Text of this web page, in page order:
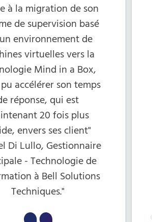
à la migration de son
de supervision basé
environnement de
virtuelles vers la
Mind in a Box,
pu accélérer son temps
réponse, qui est
20 fois plus
envers ses client"
Di Lullo, Gestionnaire
- Technologie de
à Bell Solutions
Techniques."